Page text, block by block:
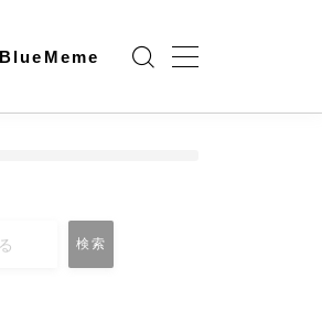
BlueMeme
検索